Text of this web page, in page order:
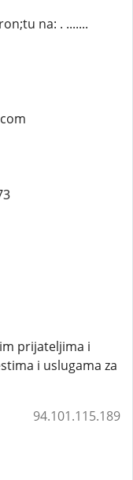
na: . .......
prijateljima i
i uslugama za
94.101.115.189